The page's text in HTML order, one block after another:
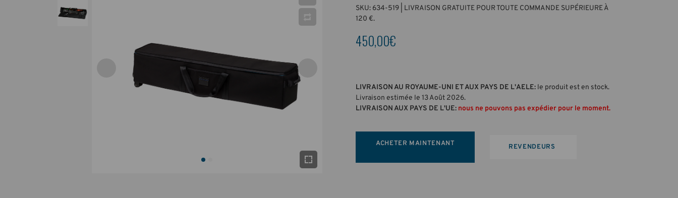
SKU: 634-519 | LIVRAISON GRATUITE POUR TOUTE COMMANDE SUPÉRIEURE À
120 €.
450,00€
LIVRAISON AU ROYAUME-UNI ET AUX PAYS DE L'AELE: le produit est en stock.
Livraison estimée le 13 Août 2026.
LIVRAISON AUX PAYS DE L'UE: nous ne pouvons pas expédier pour le moment.
ACHETER MAINTENANT REVENDEURS